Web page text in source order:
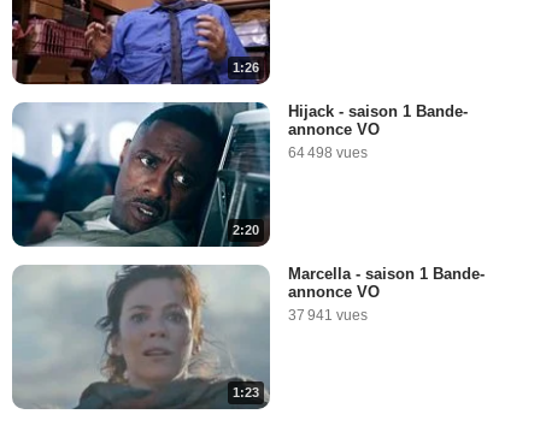
1:26
2:20
Hijack - saison 1 Bande-
annonce VO
64 498 vues
1:23
Marcella - saison 1 Bande-
annonce VO
37 941 vues